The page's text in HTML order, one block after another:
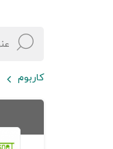
کاربوم